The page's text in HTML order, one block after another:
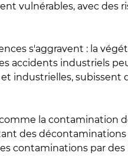
vulnérables, avec des
s'aggravent : la
accidents industriels
industrielles, subissent
la contamination
des décontaminations
contaminations par